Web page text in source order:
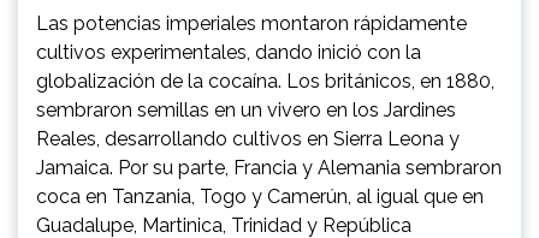
Las potencias imperiales montaron rápidamente
cultivos experimentales, dando inició con la
globalización de la cocaína. Los británicos, en 1880,
sembraron semillas en un vivero en los Jardines
Reales, desarrollando cultivos en Sierra Leona y
Jamaica. Por su parte, Francia y Alemania sembraron
coca en Tanzania, Togo y Camerún, al igual que en
Guadalupe, Martinica, Trinidad y República